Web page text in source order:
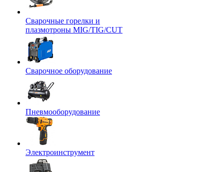
Сварочные горелки и
плазмотроны MIG/TIG/CUT
Сварочное оборудование
Пневмооборудование
Электроинструмент